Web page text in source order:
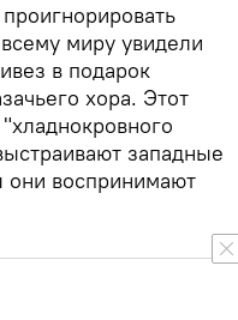
миру увидели
в подарок
хора. Этот
западные
они воспринимают